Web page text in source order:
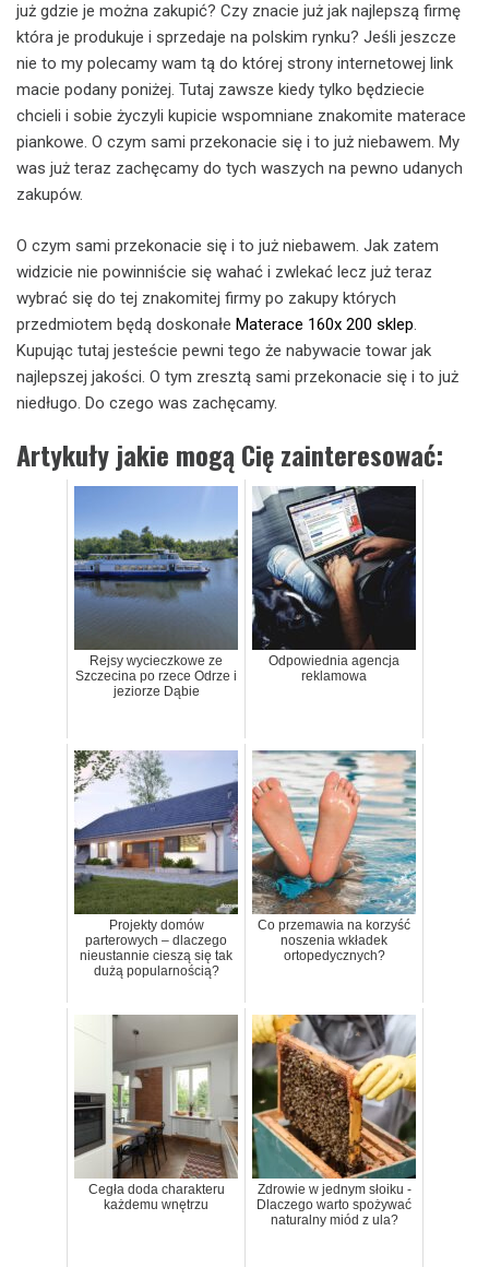
już gdzie je można zakupić? Czy znacie już jak najlepszą firmę
która je produkuje i sprzedaje na polskim rynku? Jeśli jeszcze
nie to my polecamy wam tą do której strony internetowej link
macie podany poniżej. Tutaj zawsze kiedy tylko będziecie
chcieli i sobie życzyli kupicie wspomniane znakomite materace
piankowe. O czym sami przekonacie się i to już niebawem. My
was już teraz zachęcamy do tych waszych na pewno udanych
zakupów.
O czym sami przekonacie się i to już niebawem. Jak zatem
widzicie nie powinniście się wahać i zwlekać lecz już teraz
wybrać się do tej znakomitej firmy po zakupy których
przedmiotem będą doskonałe Materace 160x 200 sklep.
Kupując tutaj jesteście pewni tego że nabywacie towar jak
najlepszej jakości. O tym zresztą sami przekonacie się i to już
niedługo. Do czego was zachęcamy.
Artykuły jakie mogą Cię zainteresować:
Rejsy wycieczkowe ze
Szczecina po rzece Odrze i
jeziorze Dąbie
Odpowiednia agencja
reklamowa
Projekty domów
parterowych – dlaczego
nieustannie cieszą się tak
dużą popularnością?
Co przemawia na korzyść
noszenia wkładek
ortopedycznych?
Cegła doda charakteru
każdemu wnętrzu
Zdrowie w jednym słoiku -
Dlaczego warto spożywać
naturalny miód z ula?